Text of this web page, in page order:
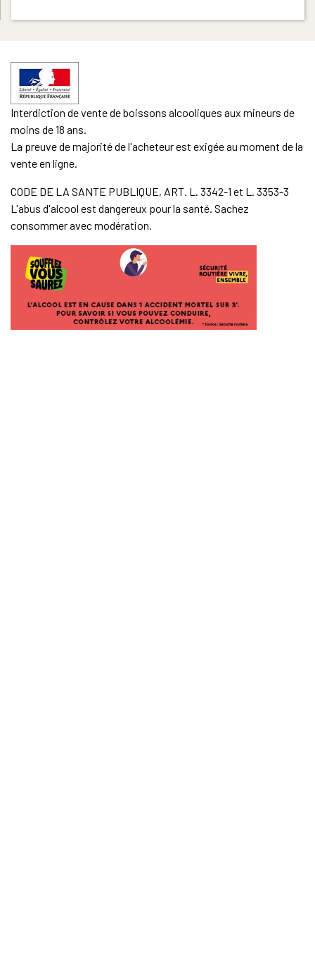
Interdiction de vente de boissons alcooliques aux mineurs de
moins de 18 ans.
La preuve de majorité de l'acheteur est exigée au moment de la
vente en ligne.
CODE DE LA SANTE PUBLIQUE, ART. L. 3342-1 et L. 3353-3
L'abus d'alcool est dangereux pour la santé. Sachez
consommer avec modération.